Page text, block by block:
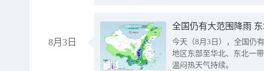
8月3日
全国仍有大范围降雨
今天（8月3日），全国仍
地区东部至华北、东北一
温闷热天气持续。